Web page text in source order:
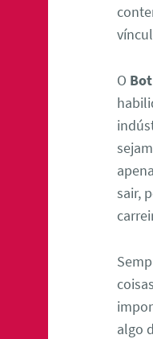
O
sair,
algo